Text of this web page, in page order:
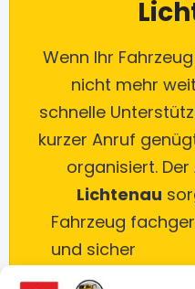
Wenn Ihr
nicht mehr
schnelle
kurzer Anruf
organisiert. Der
Lichtenau
Fahrzeug
und sicher
oder an eine